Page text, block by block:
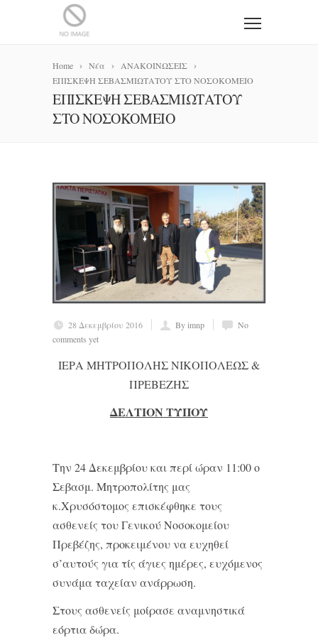
Home Νέα
ΑΝΑΚΟΙΝΩΣΕΙΣ
ΕΠΙΣΚΕΨΗ ΣΕΒΑΣΜΙΩΤΑΤΟΥ ΣΤΟ ΝΟΣΟΚΟΜΕΙΟ
ΕΠΙΣΚΕΨΗ ΣΕΒΑΣΜΙΩΤΑΤΟΥ
ΣΤΟ ΝΟΣΟΚΟΜΕΙΟ
28 Δεκεμβρίου 2016 By imnp
No
comments yet
ΙΕΡΑ ΜΗΤΡΟΠΟΛΗΣ ΝΙΚΟΠΟΛΕΩΣ &
ΠΡΕΒΕΖΗΣ
ΔΕΛΤΙΟΝ ΤΥΠΟΥ
Την 24 Δεκεμβρίου και περί ώραν 11:00 ο
Σεβασμ. Μητροπολίτης μας
κ.Χρυσόστομος επισκέφθηκε τους
ασθενείς του Γενικού Νοσοκομείου
Πρεβέζης, προκειμένου να ευχηθεί
σ’αυτούς για τίς άγιες ημέρες, ευχόμενος
συνάμα ταχείαν ανάρρωση.
Στους ασθενείς μοίρασε αναμνηστικά
εόρτια δώρα.